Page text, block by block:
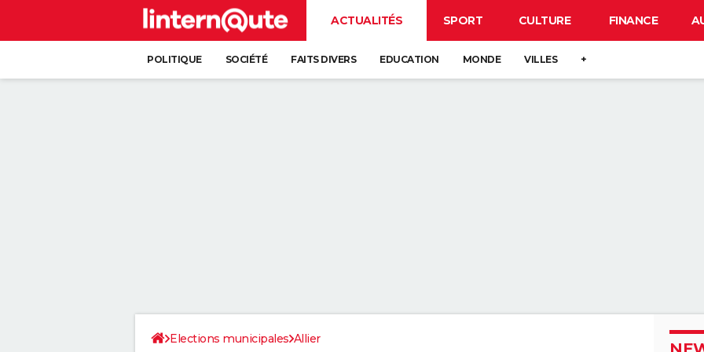
ACTUALITÉS SPORT CULTURE FINANCE
POLITIQUE SOCIÉTÉ FAITS DIVERS EDUCATION MONDE VILLES +
Elections municipales Allier